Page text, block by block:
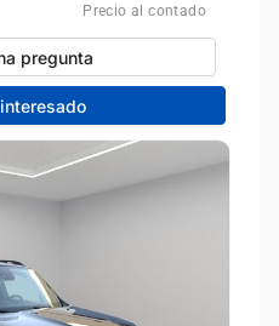
Precio al contado
pregunta